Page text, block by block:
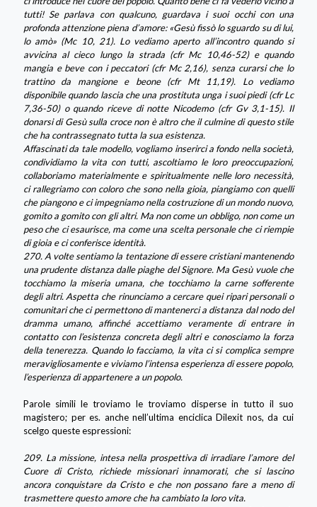
tutti! Se parlava con qualcuno, guardava i suoi occhi con una
profonda attenzione piena d’amore: «Gesù fissò lo sguardo su di lui,
lo amò» (Mc 10, 21). Lo vediamo aperto all’incontro quando si
avvicina al cieco lungo la strada (cfr Mc 10,46-52) e quando
mangia e beve con i peccatori (cfr Mc 2,16), senza curarsi che lo
trattino da mangione e beone (cfr Mt 11,19). Lo vediamo
disponibile quando lascia che una prostituta unga i suoi piedi (cfr Lc
7,36-50) o quando riceve di notte Nicodemo (cfr Gv 3,1-15). Il
donarsi di Gesù sulla croce non è altro che il culmine di questo stile
che ha contrassegnato tutta la sua esistenza.
Affascinati da tale modello, vogliamo inserirci a fondo nella società,
condividiamo la vita con tutti, ascoltiamo le loro preoccupazioni,
collaboriamo materialmente e spiritualmente nelle loro necessità,
ci rallegriamo con coloro che sono nella gioia, piangiamo con quelli
che piangono e ci impegniamo nella costruzione di un mondo nuovo,
gomito a gomito con gli altri. Ma non come un obbligo, non come un
peso che ci esaurisce, ma come una scelta personale che ci riempie
di gioia e ci conferisce identità.
270. A volte sentiamo la tentazione di essere cristiani mantenendo
una prudente distanza dalle piaghe del Signore. Ma Gesù vuole che
tocchiamo la miseria umana, che tocchiamo la carne sofferente
degli altri. Aspetta che rinunciamo a cercare quei ripari personali o
comunitari che ci permettono di mantenerci a distanza dal nodo del
dramma umano, affinché accettiamo veramente di entrare in
contatto con l’esistenza concreta degli altri e conosciamo la forza
della tenerezza. Quando lo facciamo, la vita ci si complica sempre
meravigliosamente e viviamo l’intensa esperienza di essere popolo,
l’esperienza di appartenere a un popolo.
Parole simili le troviamo le troviamo disperse in tutto il suo
magistero; per es. anche nell’ultima enciclica Dilexit nos, da cui
scelgo queste espressioni:
209. La missione, intesa nella prospettiva di irradiare l’amore del
Cuore di Cristo, richiede missionari innamorati, che si lascino
ancora conquistare da Cristo e che non possano fare a meno di
trasmettere questo amore che ha cambiato la loro vita.